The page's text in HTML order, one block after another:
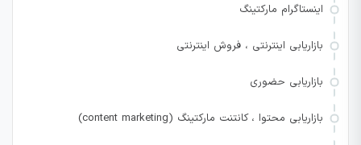
اینستاگرام مارکتینگ
بازاریابی اینترنتی ، فروش اینترنتی
بازاریابی حضوری
بازاریابی محتوا ، کانتنت مارکتینگ (content marketing)